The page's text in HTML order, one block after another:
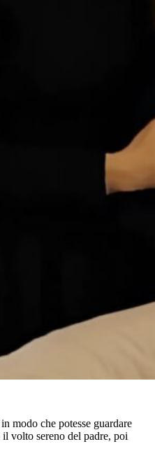
modo che potesse guardare
volto sereno del padre, poi